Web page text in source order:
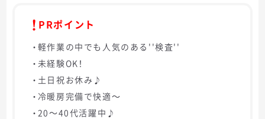
PRポイント
・軽作業の中でも人気のある''検査''
・未経験OK！
・土日祝お休み♪
・冷暖房完備で快適～
・20～40代活躍中♪